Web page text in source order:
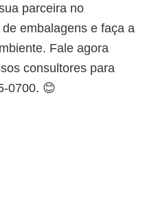
parceira no
embalagens e faça a
Fale agora
consultores para
0700. 😊